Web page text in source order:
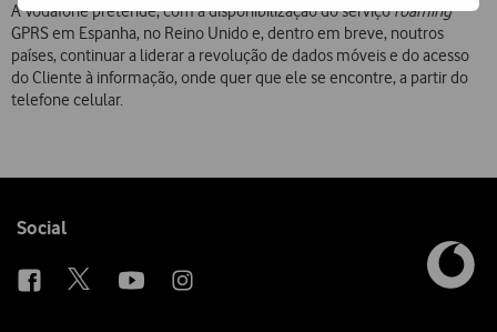
A Vodafone pretende, com a disponibilização do serviçoroaming
GPRS em Espanha, no Reino Unido e, dentro em breve, noutros
países, continuar a liderar a revolução de dados móveis e do acesso
do Cliente à informação, onde quer que ele se encontre, a partir do
telefone celular.
Follow
Social